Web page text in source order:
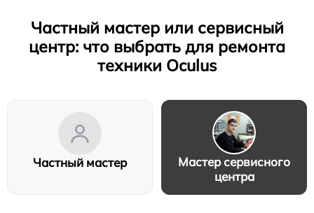
Частный мастер или сервисный
центр: что выбрать для ремонта
техники Oculus
Частный мастер
Мастер сервисного
центра